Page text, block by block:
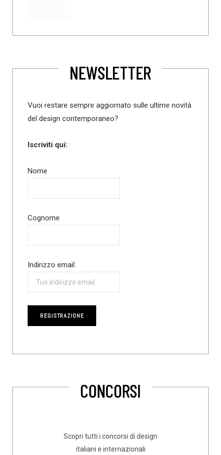
NEWSLETTER
Vuoi restare sempre aggiornato sulle ultime novità
del design contemporaneo?
Iscriviti qui:
Nome
Cognome
Indirizzo email:
CONCORSI
Scopri tutti i concorsi di design
italiani e internazionali